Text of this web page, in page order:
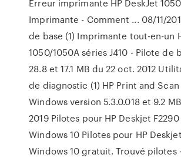
Erreur imprimante HP DeskJet
Imprimante - Comment ... 08/11/
de base (1) Imprimante tout-en-un
1050/1050A séries J410 - Pilote de
28.8 et 17.1 MB du 22 oct. 2012
de diagnostic (1) HP Print and
Windows version 5.3.0.018 et 9.2
2019 Pilotes pour HP Deskjet
Windows 10 Pilotes pour HP
Windows 10 gratuit. Trouvé pilotes